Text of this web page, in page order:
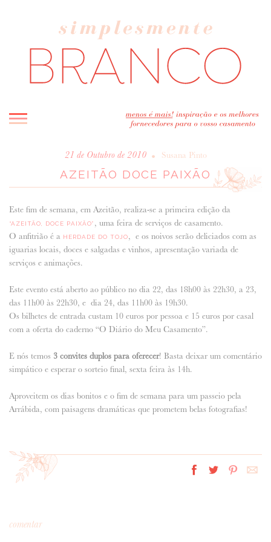
INICIO
BLOG
ENTREVISTAS
REAL WEDDINGS & EDITORIAIS
CASAVA-ME AQUI!
FORNECEDORES RECOMENDADOS
ANUNCIE CONNOSCO
21 de Outubro de 2010 • Susana Pinto
AZEITÃO DOCE PAIXÃO
Este fim de semana, em Azeitão, realiza-se a primeira edição da
“AZEITÃO, DOCE PAIXÃO” , uma feira de serviços de casamento.
O anfitrião é a
HERDADE DO TOJO, e os noivos serão deliciados com as
iguarias locais, doces e salgadas e vinhos, apresentação variada de
serviços e animações.
Este evento está aberto ao público no dia 22, das 18h00 às 22h30, a 23,
das 11h00 às 22h30, e dia 24, das 11h00 às 19h30.
Os bilhetes de entrada custam 10 euros por pessoa e 15 euros por casal
com a oferta do caderno “O Diário do Meu Casamento”.
E nós temos 3 convites duplos para oferecer! Basta deixar um comentário
simpático e esperar o sorteio final, sexta feira às 14h.
Aproveitem os dias bonitos e o fim de semana para um passeio pela
Arrábida, com paisagens dramáticas que prometem belas fotografias!
comentar